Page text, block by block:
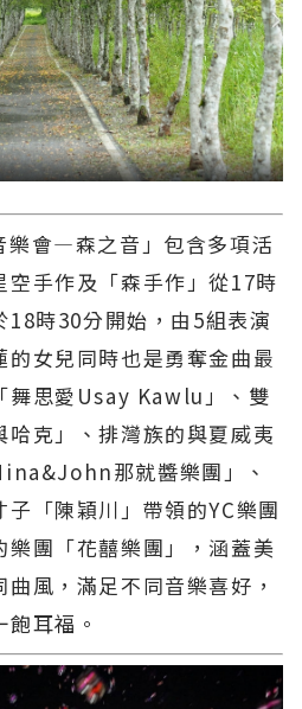
會—森之音」包含多項活
手作及「森手作」從17時
18時30分開始，由5組表演
女兒同時也是勇奪金曲最
舞思愛Usay Kawlu」、雙
克」、排灣族的與夏威夷
那就醬樂團」、
「陳穎川」帶領的YC樂團
團「花囍樂團」，涵蓋美
風，滿足不同音樂喜好，
耳福。